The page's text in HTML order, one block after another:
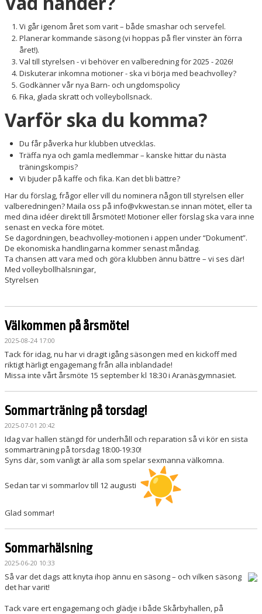
Vi går igenom året som varit – både smashar och servefel.
Planerar kommande säsong (vi hoppas på fler vinster än förra
året!).
Val till styrelsen - vi behöver en valberedning för 2025 - 2026!
Diskuterar inkomna motioner - ska vi börja med beachvolley?
Godkänner vår nya Barn- och ungdomspolicy
Fika, glada skratt och volleybollsnack.
Varför ska du komma?
Du får påverka hur klubben utvecklas.
Träffa nya och gamla medlemmar – kanske hittar du nästa
träningskompis?
Vi bjuder på kaffe och fika. Kan det bli bättre?
Har du förslag, frågor eller vill du nominera någon till styrelsen eller
valberedningen? Maila oss på info@vkwestan.se innan mötet, eller ta
med dina idéer direkt till årsmötet! Motioner eller förslag ska vara inne
senast en vecka före mötet.
Se dagordningen, beachvolley-motionen i appen under “Dokument”.
De ekonomiska handlingarna kommer senast måndag.
Ta chansen att vara med och göra klubben ännu bättre – vi ses där!
Med volleybollhälsningar,
Styrelsen
Välkommen på årsmöte!
2025-08-24 17:00
Tack för idag, nu har vi dragit igång säsongen med en kickoff med
riktigt härligt engagemang från alla inblandade!
Missa inte vårt årsmöte 15 september kl 18:30 i Aranäsgymnasiet.
Sommarträning på torsdag!
2025-07-01 20:42
Idag var hallen stängd för underhåll och reparation så vi kör en sista
sommarträning på torsdag 18:00-19:30!
Syns där, som vanligt är alla som spelar sexmanna välkomna.
Sedan tar vi sommarlov till 12 augusti
Glad sommar!
Sommarhälsning
2025-06-20 10:33
Så var det dags att knyta ihop ännu en säsong – och vilken säsong
det har varit!
Tack vare ert engagemang och glädje i både Skårbyhallen, på